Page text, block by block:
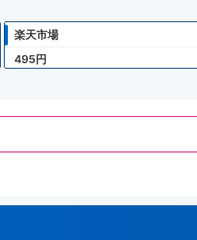
楽天市場
495円